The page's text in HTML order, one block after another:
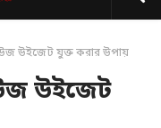
উইজেট যুক্ত করার উপায়
উইজেট